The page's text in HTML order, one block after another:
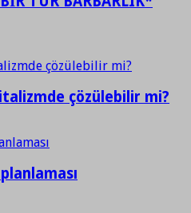
çözülebilir mi?